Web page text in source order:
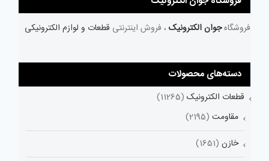
فروشگاهجوان الکترونیک ، فروش اینترنتی قطعات و لوازم الکترونیکی
دسته‌های محصولات
قطعات الکترونیک (11265)
مقاومت (2195)
خازن (1651)